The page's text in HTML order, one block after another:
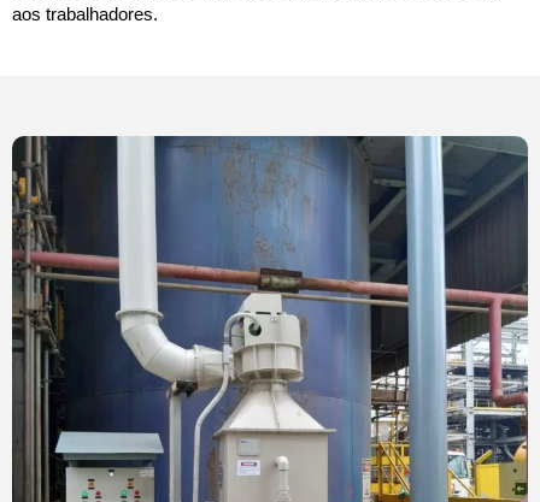
aos trabalhadores.